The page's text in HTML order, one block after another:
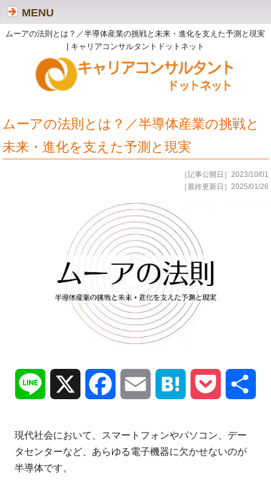
ムーアの法則とは？／半導体産業の挑戦と未来・進化を支えた予測と現実
| キャリアコンサルタントドットネット
MENU
ムーアの法則とは？／半導体産業の挑戦と
未来・進化を支えた予測と現実
［記事公開日］2023/10/01
［最終更新日］2025/01/26
Line Facebook Email Hatena Pocket
現代社会において、スマートフォンやパソコン、デー
タセンターなど、あらゆる電子機器に欠かせないのが
半導体です。